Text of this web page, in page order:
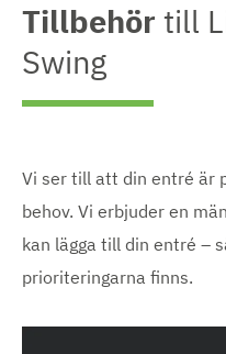
Tillbehör till
Swing
Vi ser till att din entré är
behov. Vi erbjuder en
kan lägga till din entré –
prioriteringarna finns.